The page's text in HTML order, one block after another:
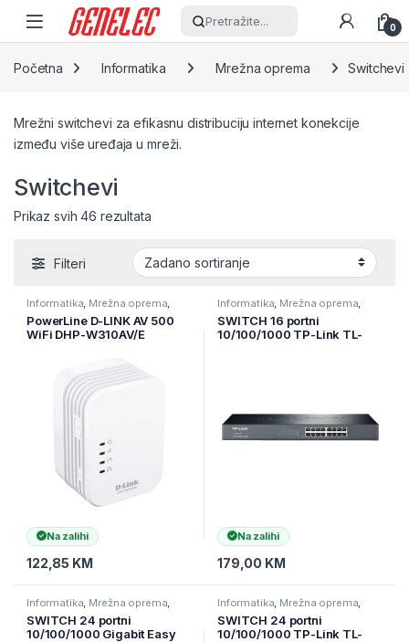
Skip to navigation
Skip to content
Pretražite... 0
Početna Informatika Mrežna oprema Switchevi
Mrežni switchevi za efikasnu distribuciju internet konekcije
između više uređaja u mreži.
Switchevi
Prikaz svih 46 rezultata
Filteri
Informatika, Mrežna oprema,
PowerLine D-LINK AV 500
WiFi DHP-W310AV/E
Na zalihi
122,85 KM
Informatika, Mrežna oprema,
SWITCH 16 portni
10/100/1000 TP-Link TL-
Na zalihi
179,00 KM
Informatika, Mrežna oprema,
SWITCH 24 portni
10/100/1000 Gigabit Easy
Informatika, Mrežna oprema,
SWITCH 24 portni
10/100/1000 TP-Link TL-